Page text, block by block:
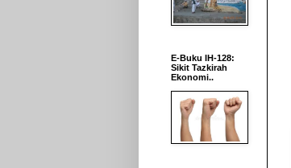
E-Buku IH-128:
Sikit Tazkirah
Ekonomi..